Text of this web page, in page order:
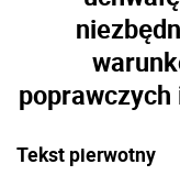
Tekst pierwotny